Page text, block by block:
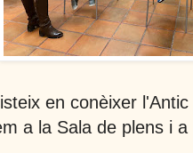
en conèixer
a la Sala de plens i a